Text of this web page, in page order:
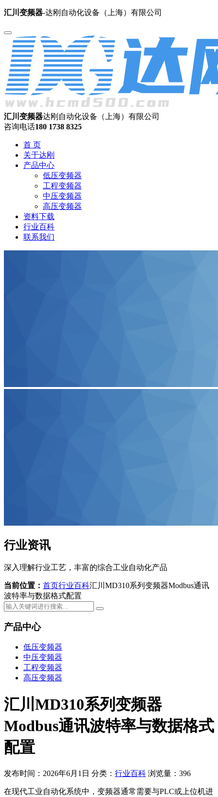
汇川变频器-达刚自动化设备（上海）有限公司
汇川变频器达刚自动化设备（上海）有限公司
咨询电话180 1738 8325
首 页
关于达刚
产品中心
低压变频器
工程变频器
中压变频器
高压变频器
资料下载
行业百科
联系我们
行业资讯
深入理解行业工艺，丰富的综合工业自动化产品
当前位置： 首页行业百科汇川MD310系列变频器Modbus通讯
波特率与数据格式配置
产品中心
低压变频器
中压变频器
工程变频器
高压变频器
汇川MD310系列变频器
Modbus通讯波特率与数据格式
配置
发布时间：2026年6月1日 分类： 行业百科 浏览量：396
在现代工业自动化系统中，变频器通常需要与PLC或上位机进